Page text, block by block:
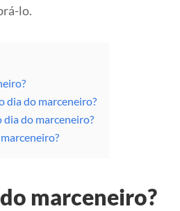
lo.
dia do marceneiro?
do marceneiro?
marceneiro?